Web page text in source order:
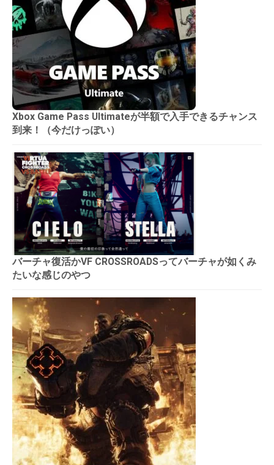
Xbox Game Pass Ultimateが半額で入手できるチャンス
到来！（今だけっぽい）
バーチャ復活かVF CROSSROADSってバーチャが如くみ
たいな感じのやつ